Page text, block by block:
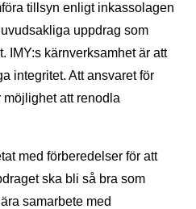
tillsyn enligt inkassolagen
uppdrag som
IMY:s kärnverksamhet är att
integritet. Att ansvaret för
möjlighet att renodla
med förberedelser för att
ska bli så bra som
samarbete med